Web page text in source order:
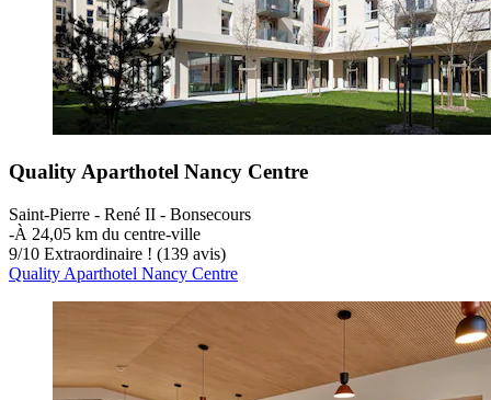
Quality Aparthotel Nancy Centre
Saint-Pierre - René II - Bonsecours
‐À 24,05 km du centre-ville
9/10 Extraordinaire ! (139 avis)
Quality Aparthotel Nancy Centre